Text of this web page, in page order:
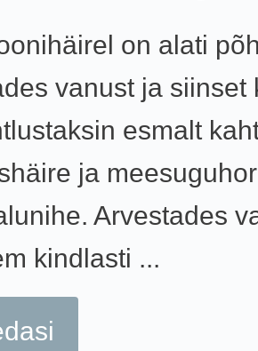
on alati
vanust ja siinset
esmalt
ja
Arvestades
kindlasti ...